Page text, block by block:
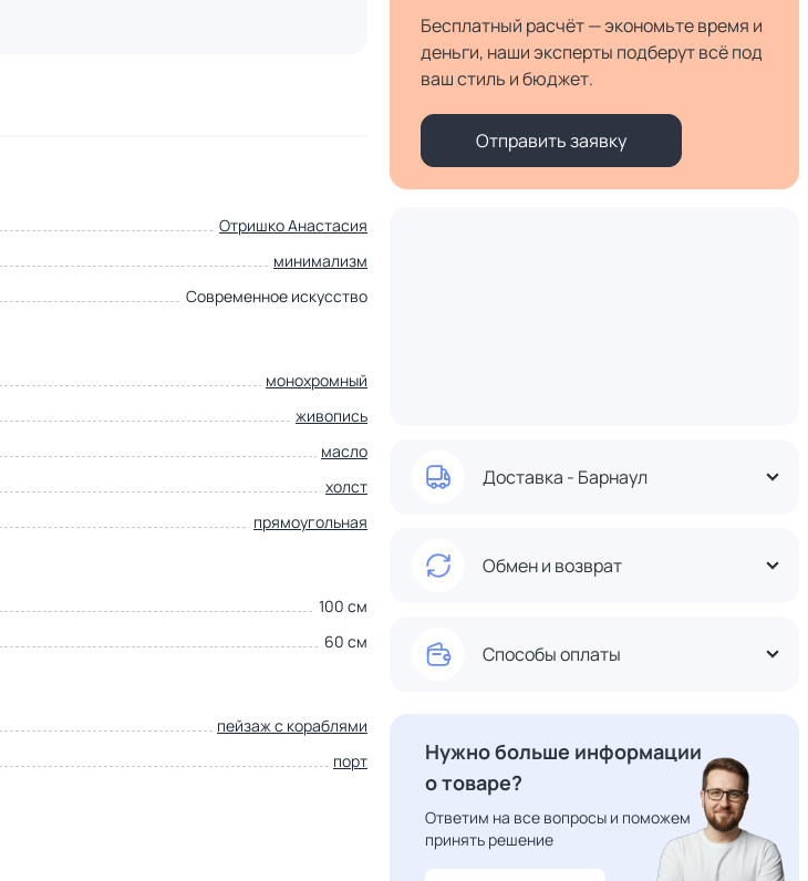
Отришко Анастасия
минимализм
Современное искусство
монохромный
живопись
масло
холст
прямоугольная
100 см
60 см
пейзаж с кораблями
порт
Бесплатный расчёт — экономьте время и
деньги, наши эксперты подберут всё под
ваш стиль и бюджет.
Отправить заявку
Доставка - Барнаул
Обмен и возврат
Способы оплаты
Нужно больше информации
о товаре?
Ответим на все вопросы и поможем
принять решение